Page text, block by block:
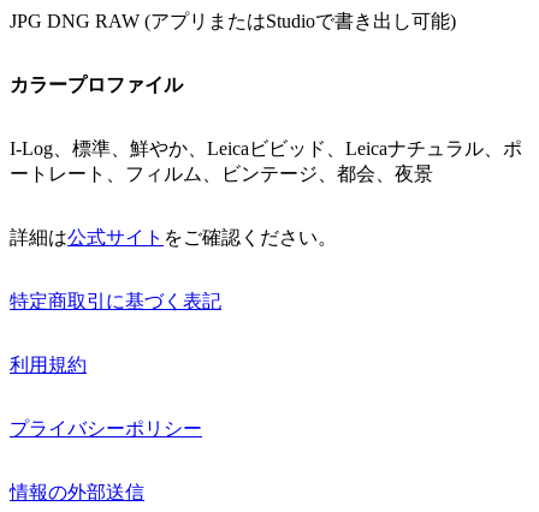
JPG DNG RAW (アプリまたはStudioで書き出し可能)
カラープロファイル
I-Log、標準、鮮やか、Leicaビビッド、Leicaナチュラル、ポ
ートレート、フィルム、ビンテージ、都会、夜景
詳細は公式サイト をご確認ください。
特定商取引に基づく表記
利用規約
プライバシーポリシー
情報の外部送信